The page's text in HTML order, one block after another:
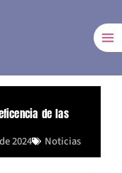
de las
2024 Noticias